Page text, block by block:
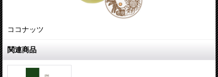
ココナッツ
関連商品